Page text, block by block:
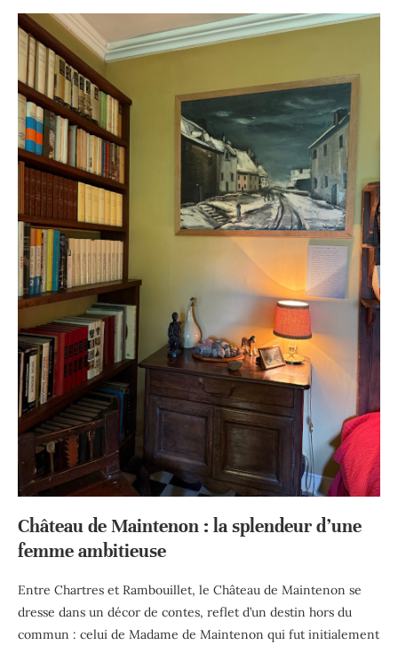
Château de Maintenon : la splendeur d’une
femme ambitieuse
Entre Chartres et Rambouillet, le Château de Maintenon se
dresse dans un décor de contes, reflet d’un destin hors du
commun : celui de Madame de Maintenon qui fut initialement